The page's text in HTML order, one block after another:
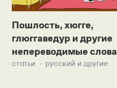
Пошлость, хюгге,
глюггаведур и другие
непереводимые слова
статьи русский и другие